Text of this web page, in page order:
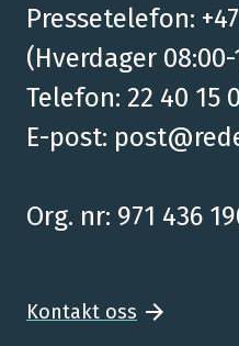
Pressetelefon:
(Hverdager 08:00-
Telefon: 22 40 15
E-post:
Org. nr: 971 436
Kontakt oss